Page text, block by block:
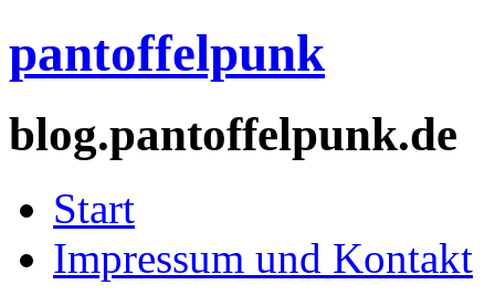
pantoffelpunk
blog.pantoffelpunk.de
Start
Impressum und Kontakt